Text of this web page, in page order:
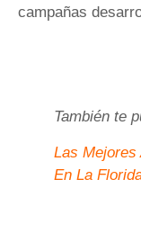
campañas
También te
Las Mejores
En La